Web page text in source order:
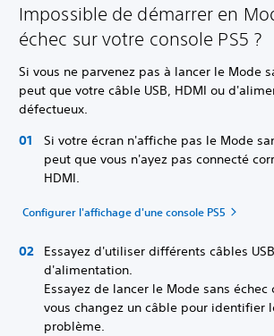
Impossible de démarrer en
échec sur votre console PS5 ?
Si vous ne parvenez pas à lancer le Mode
peut que votre câble USB, HDMI ou
défectueux.
Si votre écran n'affiche pas le Mode
peut que vous n'ayez pas connecté
HDMI.
Configurer l'affichage d'une console PS5
Essayez d'utiliser différents câbles
d'alimentation.
Essayez de lancer le Mode sans
vous changez un câble pour identifier
problème.